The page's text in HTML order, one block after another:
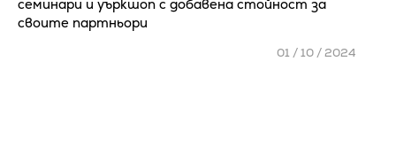
семинари и уъркшоп с добавена стойност за
своите партньори
01 / 10 / 2024